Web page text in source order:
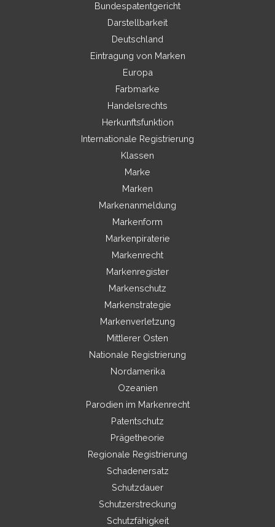
Bundespatentgericht
Darstellbarkeit
Deutschland
Eintragung von Marken
Europa
Farbmarke
Handelsrechts
Herkunftsfunktion
Internationale Registrierung
Klassen
Marke
Marken
Markenanmeldung
Markenform
Markenpiraterie
Markenrecht
Markenregister
Markenschutz
Markenstrategie
Markenverletzung
Mittlerer Osten
Nationale Registrierung
Nordamerika
Ozeanien
Parodien im Markenrecht
Patentschutz
Prägetheorie
Regionale Registrierung
Schadenersatz
Schutzdauer
Schutzerstreckung
Schutzfähigkeit